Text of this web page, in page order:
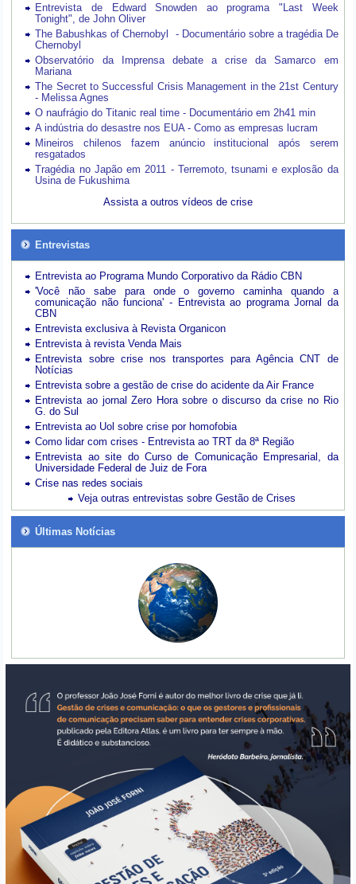
Entrevista de Edward Snowden ao programa "Last Week
Tonight", de John Oliver
The Babushkas of Chernobyl - Documentário sobre a tragédia De
Chernobyl
Observatório da Imprensa debate a crise da Samarco em
Mariana
The Secret to Successful Crisis Management in the 21st Century
- Melissa Agnes
O naufrágio do Titanic real time - Documentário em 2h41 min
A indústria do desastre nos EUA - Como as empresas lucram
Mineiros chilenos fazem anúncio institucional após serem
resgatados
Tragédia no Japão em 2011 - Terremoto, tsunami e explosão da
Usina de Fukushima
Assista a outros vídeos de crise
Entrevistas
Entrevista ao Programa Mundo Corporativo da Rádio CBN
'Você não sabe para onde o governo caminha quando a
comunicação não funciona' - Entrevista ao programa Jornal da
CBN
Entrevista exclusiva à Revista Organicon
Entrevista à revista Venda Mais
Entrevista sobre crise nos transportes para Agência CNT de
Notícias
Entrevista sobre a gestão de crise do acidente da Air France
Entrevista ao jornal Zero Hora sobre o discurso da crise no Rio
G. do Sul
Entrevista ao Uol sobre crise por homofobia
Como lidar com crises - Entrevista ao TRT da 8ª Região
Entrevista ao site do Curso de Comunicação Empresarial, da
Universidade Federal de Juiz de Fora
Crise nas redes sociais
Veja outras entrevistas sobre Gestão de Crises
Últimas Notícias